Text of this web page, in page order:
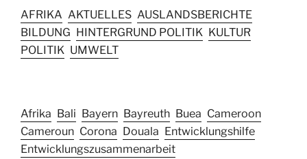
AFRIKA AKTUELLES AUSLANDSBERICHTE
BILDUNG HINTERGRUND POLITIK KULTUR
POLITIK UMWELT
Afrika Bali Bayern Bayreuth Buea Cameroon
Cameroun Corona Douala Entwicklungshilfe
Entwicklungszusammenarbeit